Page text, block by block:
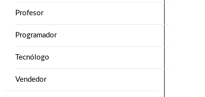
Profesor
Programador
Tecnólogo
Vendedor